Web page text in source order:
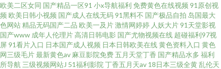
欧美二区女同 国产精品一区91 小x导航福利 免费黄色在线视频 91原创视
频 欧美日韩小视频 国产成人在线无码91黑料不 国产极品自拍 岛国最大
色网站精品无码国产二品 欧美一及片激情网婷婷 人妖大片91天堂影视
国产www 成年人伦理片 高清日韩电影 国产尤物视频在线 超碰福利97视
屏91看片入口 日本国产成人视频 日本日韩欧美在线黄色资料入口 黄色
网三级毛片最新黄色av 麻豆影院免费 五月天堂丁香 国产精品水多 福利
所导航 三级视频网站J 51福利影院 丁香五月天av 18日本三级全黄乱伦天